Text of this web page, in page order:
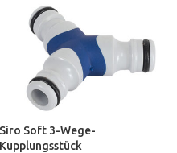
Siro Soft 3-Wege-
Kupplungsstück